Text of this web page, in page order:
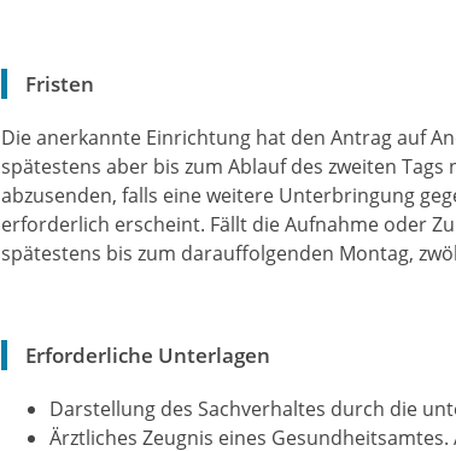
Fristen
Die anerkannte Einrichtung hat den Antrag auf
spätestens aber bis zum Ablauf des zweiten
abzusenden, falls eine weitere Unterbringung
erforderlich erscheint. Fällt die Aufnahme oder
spätestens bis zum darauffolgenden Montag,
Erforderliche Unterlagen
Darstellung des Sachverhaltes durch die
Ärztliches Zeugnis eines